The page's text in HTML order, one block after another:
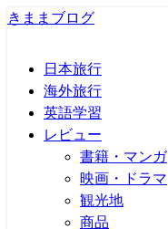
きままブログ
日本旅行
海外旅行
英語学習
レビュー
書籍・マンガ
映画・ドラマ
観光地
商品